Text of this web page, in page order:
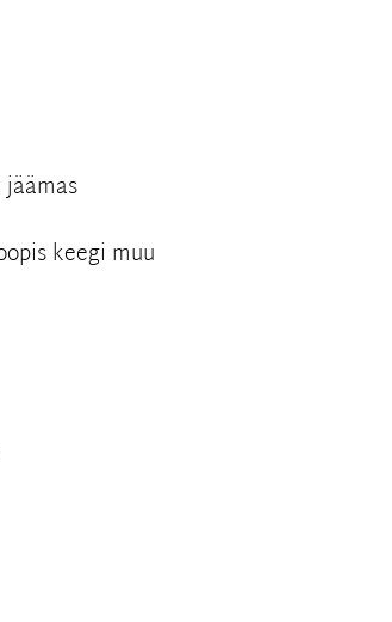
keegi muu